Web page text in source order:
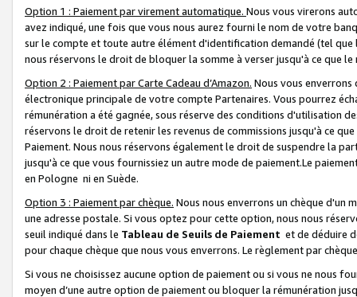
Option 1 : Paiement par virement automatique. Nous vous virerons
avez indiqué, une fois que vous nous aurez fourni le nom de votre
sur le compte et toute autre élément d'identification demandé (tel que
nous réservons le droit de bloquer la somme à verser jusqu'à ce que
Option 2 : Paiement par Carte Cadeau d’Amazon. Nous vous
électronique principale de votre compte Partenaires. Vous pourrez
rémunération a été gagnée, sous réserve des conditions d'utilisation
réservons le droit de retenir les revenus de commissions jusqu'à ce
Paiement. Nous nous réservons également le droit de suspendre la
jusqu'à ce que vous fournissiez un autre mode de paiement.Le
en Pologne ni en Suède.
Option 3 : Paiement par chèque. Nous nous enverrons un chèque d'un
une adresse postale. Si vous optez pour cette option, nous nous
seuil indiqué dans le Tableau de Seuils de Paiement et de déduire
pour chaque chèque que nous vous enverrons. Le règlement par
Si vous ne choisissez aucune option de paiement ou si vous ne nous
moyen d’une autre option de paiement ou bloquer la rémunération